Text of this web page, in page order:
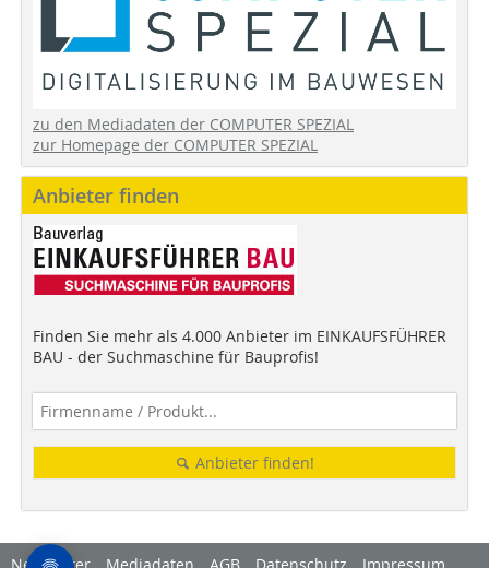
zu den Mediadaten der COMPUTER SPEZIAL
zur Homepage der COMPUTER SPEZIAL
Anbieter finden
Finden Sie mehr als 4.000 Anbieter im EINKAUFSFÜHRER
BAU - der Suchmaschine für Bauprofis!
Anbieter finden!